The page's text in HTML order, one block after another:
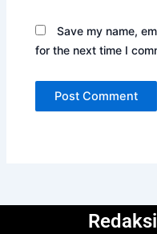
Save my name,
for the next time I